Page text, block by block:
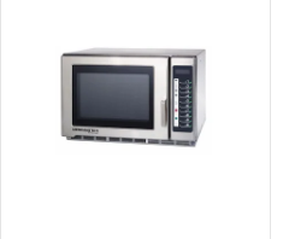
objem: 26 l; počet
magnetronov: 1; ovládanie:...